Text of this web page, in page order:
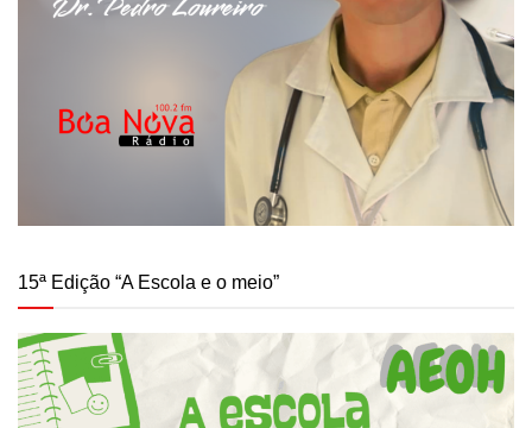
15ª Edição “A Escola e o meio”